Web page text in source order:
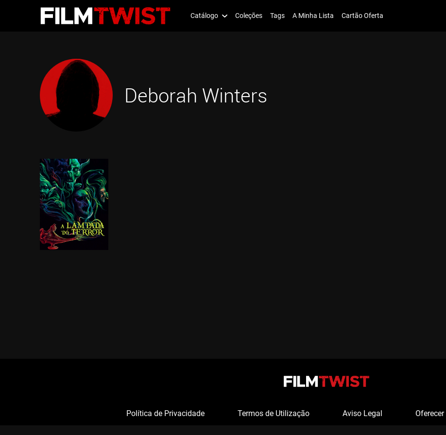
Catálogo Coleções Tags A Minha Lista Cartão Oferta
Deborah Winters
Política de Privacidade Termos de Utilização Aviso Legal